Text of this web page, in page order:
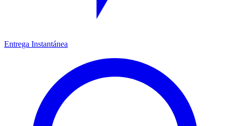
Entrega Instantánea